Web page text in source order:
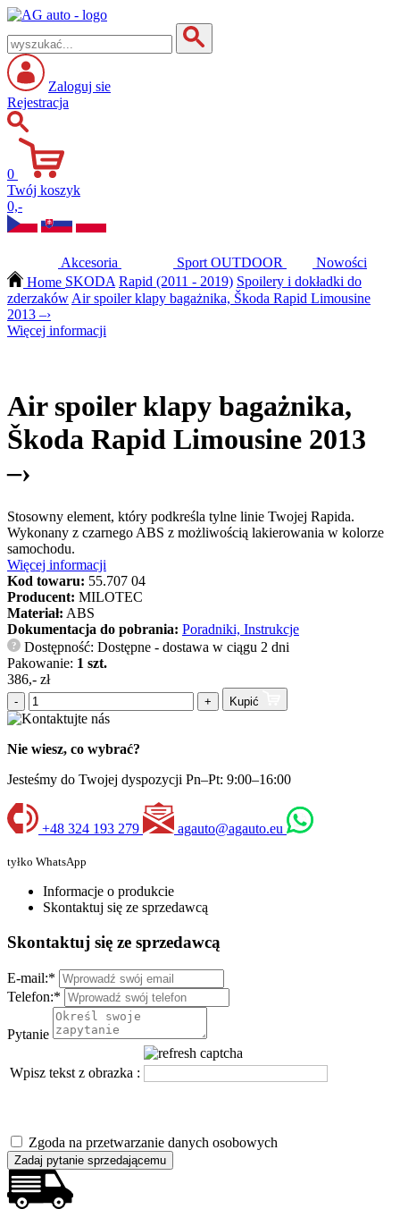
Zaloguj sie
Rejestracja
0
Twój koszyk
0,-
Akcesoria Sport OUTDOOR
Nowości
Home SKODA Rapid (2011 - 2019) Spoilery i dokładki do
zderzaków Air spoiler klapy bagażnika, Škoda Rapid Limousine
2013 –›
Więcej informacji
Air spoiler klapy bagażnika,
Škoda Rapid Limousine 2013
–›
Stosowny element, który podkreśla tylne linie Twojej Rapida.
Wykonany z czarnego ABS z możliwością lakierowania w kolorze
samochodu.
Więcej informacji
Kod towaru: 55.707 04
Producent: MILOTEC
Materiał: ABS
Dokumentacja do pobrania: Poradniki, Instrukcje
?
Dostępność: Dostępne - dostawa w ciągu 2 dni
Pakowanie: 1 szt.
386,- zł
- + Kupić
Nie wiesz, co wybrać?
Jesteśmy do Twojej dyspozycji Pn–Pt: 9:00–16:00
+48 324 193 279 agauto@agauto.eu
tyłko WhatsApp
Informacje o produkcie
Skontaktuj się ze sprzedawcą
Skontaktuj się ze sprzedawcą
E-mail:*
Telefon:*
Pytanie
Wpisz tekst z obrazka :
Zgoda na przetwarzanie danych osobowych
Zadaj pytanie sprzedającemu